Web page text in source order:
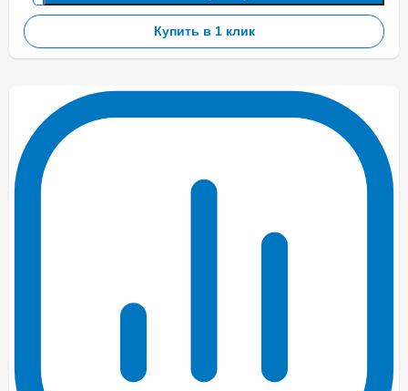
Купить в 1 клик